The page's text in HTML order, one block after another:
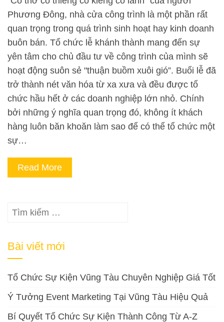
Phương Đông, nhà cửa công trình là một phần rất
quan trọng trong quá trình sinh hoạt hay kinh doanh
buôn bán. Tổ chức lễ khánh thành mang đến sự
yên tâm cho chủ đầu tư về công trình của mình sẽ
hoạt động suôn sẻ "thuận buồm xuôi gió”. Buổi lễ đã
trở thành nét văn hóa từ xa xưa và đều được tổ
chức hầu hết ở các doanh nghiệp lớn nhỏ. Chính
bởi những ý nghĩa quan trọng đó, không ít khách
hàng luôn băn khoăn làm sao để có thể tổ chức một
sự…
Read More
Tìm
Bài viết mới
Tổ Chức Sự Kiện Vũng Tàu Chuyên Nghiệp Giá Tốt
Ý Tưởng Event Marketing Tại Vũng Tàu Hiệu Quả
Bí Quyết Tổ Chức Sự Kiện Thành Công Từ A-Z